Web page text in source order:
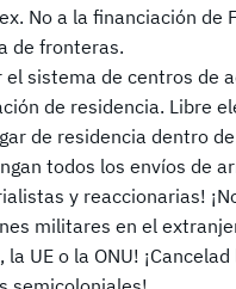
No a la financiación de
de fronteras.
el sistema de centros de
de residencia. Libre
de residencia dentro de
todos los envíos de
y reaccionarias!
militares en el
la UE o la ONU!